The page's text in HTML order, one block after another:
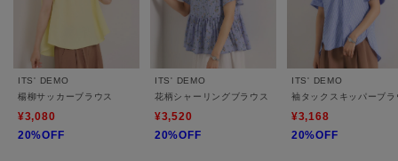
ITS' DEMO
楊柳サッカーブラウス
¥3,080
20%OFF
ITS' DEMO
花柄シャーリングブラウス
¥3,520
20%OFF
ITS' DEMO
袖タックスキッパーブラ
¥3,168
20%OFF